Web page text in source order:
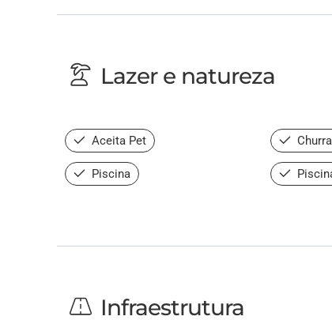
Lazer e natureza
Aceita Pet
Piscina
Infraestrutura